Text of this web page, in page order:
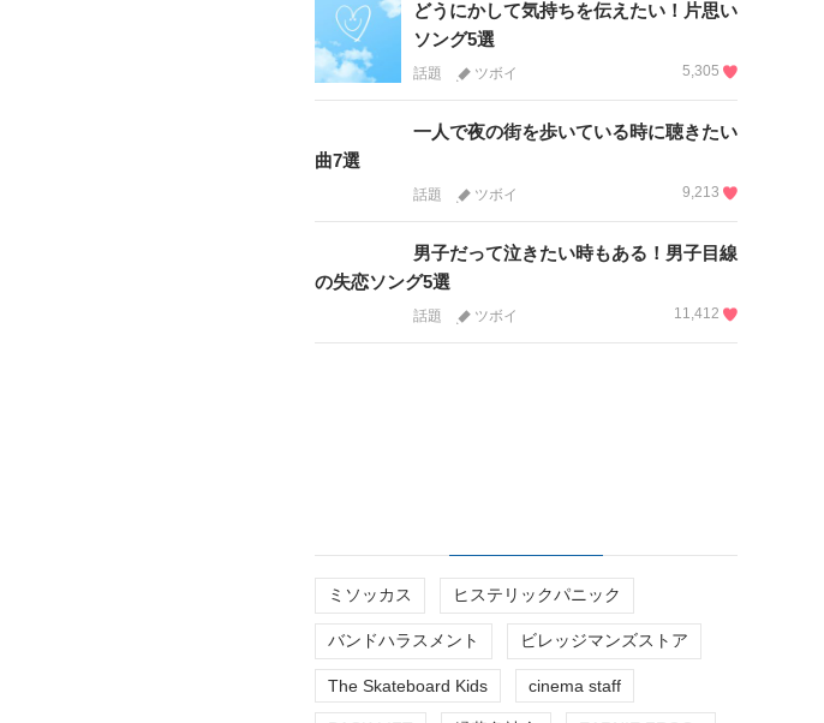
どうにかして気持ちを伝えたい！片思い
ソング5選
話題 ツボイ 5,305
一人で夜の街を歩いている時に聴きたい
曲7選
話題 ツボイ 9,213
男子だって泣きたい時もある！男子目線
の失恋ソング5選
話題 ツボイ 11,412
ミソッカス ヒステリックパニック
バンドハラスメント ビレッジマンズストア
The Skateboard Kids cinema staff